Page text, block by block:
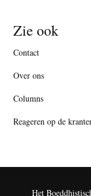
Zie ook
Contact
Over ons
Columns
Reageren op de
Het